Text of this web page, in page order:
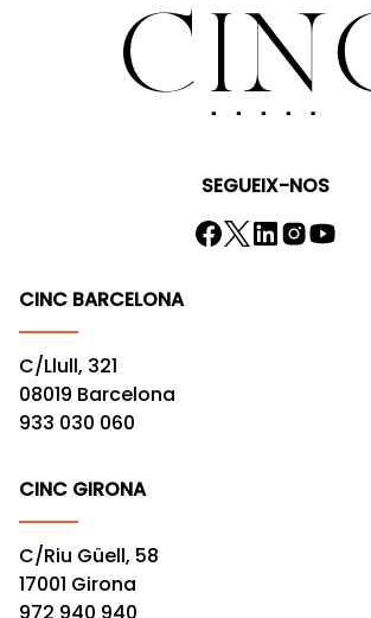
SEGUEIX-NOS
CINC BARCELONA
C/Llull, 321
08019 Barcelona
933 030 060
CINC GIRONA
C/Riu Güell, 58
17001 Girona